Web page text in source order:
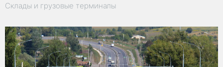
Склады и грузовые терминалы